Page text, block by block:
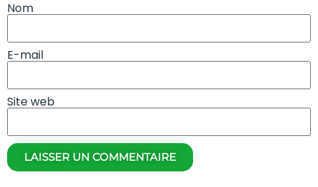
Nom
E-mail
Site web
LAISSER UN COMMENTAIRE